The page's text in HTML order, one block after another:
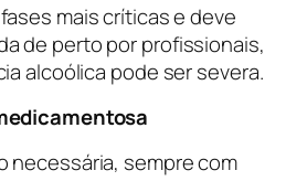
mais críticas e deve
de perto por profissionais,
alcoólica pode ser severa.
necessária, sempre com